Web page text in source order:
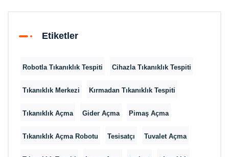
Etiketler
Robotla Tıkanıklık Tespiti Cihazla Tıkanıklık Tespiti
Tıkanıklık Merkezi Kırmadan Tıkanıklık Tespiti
Tıkanıklık Açma Gider Açma Pimaş Açma
Tıkanıklık Açma Robotu Tesisatçı Tuvalet Açma